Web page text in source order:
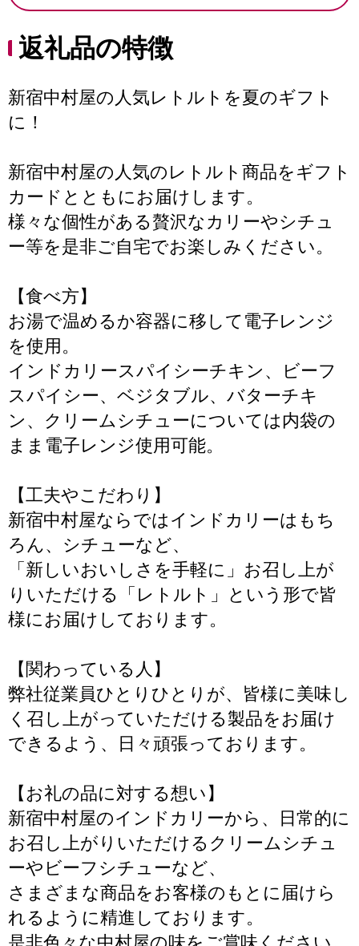
返礼品の特徴
新宿中村屋の人気レトルトを夏のギフト
に！
新宿中村屋の人気のレトルト商品をギフト
カードとともにお届けします。
様々な個性がある贅沢なカリーやシチュ
ー等を是非ご自宅でお楽しみください。
【食べ方】
お湯で温めるか容器に移して電子レンジ
を使用。
インドカリースパイシーチキン、ビーフ
スパイシー、ベジタブル、バターチキ
ン、クリームシチューについては内袋の
まま電子レンジ使用可能。
【工夫やこだわり】
新宿中村屋ならではインドカリーはもち
ろん、シチューなど、
「新しいおいしさを手軽に」お召し上が
りいただける「レトルト」という形で皆
様にお届けしております。
【関わっている人】
弊社従業員ひとりひとりが、皆様に美味し
く召し上がっていただける製品をお届け
できるよう、日々頑張っております。
【お礼の品に対する想い】
新宿中村屋のインドカリーから、日常的に
お召し上がりいただけるクリームシチュ
ーやビーフシチューなど、
さまざまな商品をお客様のもとに届けら
れるように精進しております。